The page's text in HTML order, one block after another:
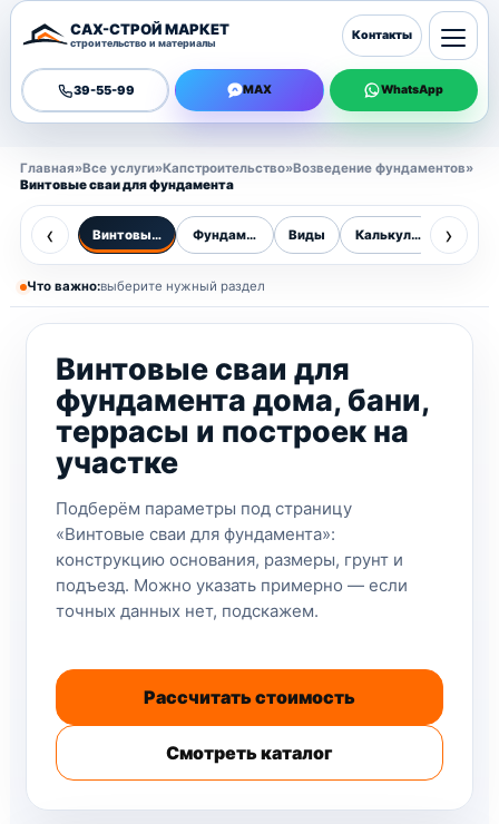
САХ-СТРОЙ МАРКЕТ
строительство и материалы
39-55-99 MAX WhatsApp
Контакты
Главная»Все услуги»Капстроительство»Возведение фундаментов»
Винтовые сваи для фундамента
‹ Винтовые сваи Фундаменты Виды Калькулятор Цены
›
Что важно:выберите нужный раздел
Винтовые сваи для
фундамента дома, бани,
террасы и построек на
участке
Подберём параметры под страницу
«Винтовые сваи для фундамента»:
конструкцию основания, размеры, грунт и
подъезд. Можно указать примерно — если
точных данных нет, подскажем.
Рассчитать стоимость
Смотреть каталог